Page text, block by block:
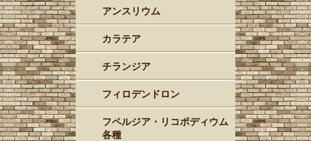
アンスリウム
カラテア
チランジア
フィロデンドロン
フペルジア・リコポディウム
各種